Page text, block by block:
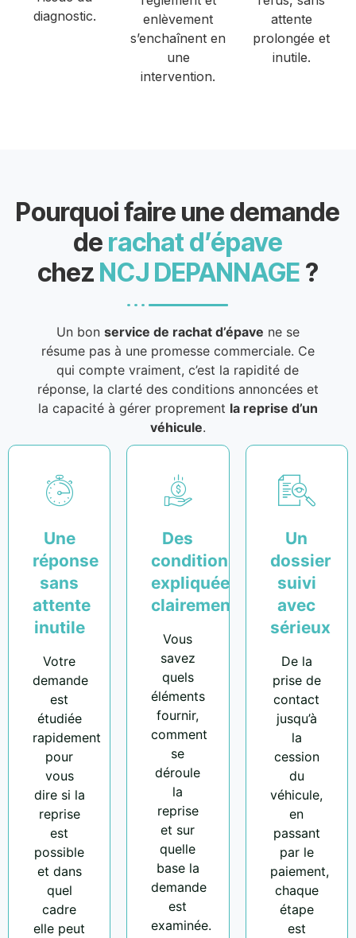
diagnostic.
enlèvement
s’enchaînent en
une
intervention.
attente
prolongée et
inutile.
Pourquoi faire une demande
de rachat d’épave
chez NCJ DEPANNAGE ?
Un bon service de rachat d’épave ne se
résume pas à une promesse commerciale. Ce
qui compte vraiment, c’est la rapidité de
réponse, la clarté des conditions annoncées et
la capacité à gérer proprement la reprise d’un
véhicule.
Une
réponse
sans
attente
inutile
Votre
demande
est
étudiée
rapidement
pour
vous
dire si la
reprise
est
possible
et dans
quel
cadre
elle peut
Des
conditions
expliquées
clairement
Vous
savez
quels
éléments
fournir,
comment
se
déroule
la
reprise
et sur
quelle
base la
demande
est
examinée.
Un
dossier
suivi
avec
sérieux
De la
prise de
contact
jusqu’à
la
cession
du
véhicule,
en
passant
par le
paiement,
chaque
étape
est